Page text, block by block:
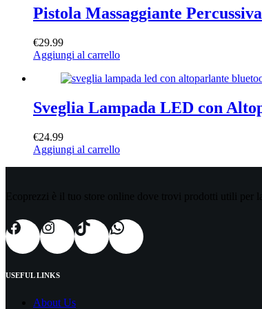
Pistola Massaggiante Percussiva
€29.99
Aggiungi al carrello
Sveglia Lampada LED con
€24.99
Aggiungi al carrello
Ecoprezzi è il tuo store online dove trovi prodotti utili per
USEFUL LINKS
About Us